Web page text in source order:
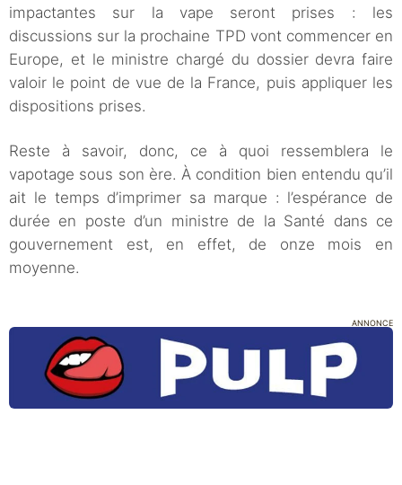
impactantes sur la vape seront prises : les
discussions sur la prochaine TPD vont commencer en
Europe, et le ministre chargé du dossier devra faire
valoir le point de vue de la France, puis appliquer les
dispositions prises.
Reste à savoir, donc, ce à quoi ressemblera le
vapotage sous son ère. À condition bien entendu qu’il
ait le temps d’imprimer sa marque : l’espérance de
durée en poste d’un ministre de la Santé dans ce
gouvernement est, en effet, de onze mois en
moyenne.
ANNONCE